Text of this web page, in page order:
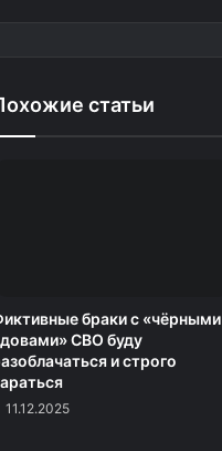
статьи
браки с «чёрными
СВО буду
и строго
11.12.2025